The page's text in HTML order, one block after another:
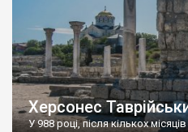
Херсонес
У 988 році, після кількох